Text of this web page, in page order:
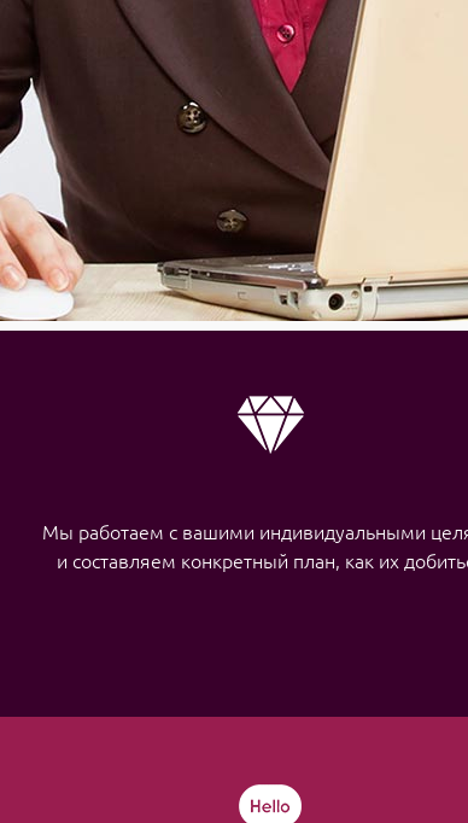
Мы работаем с вашими индивидуальными
и составляем конкретный план, как их